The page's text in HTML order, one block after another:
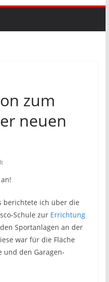
zum
neuen
berichtete ich über die
Schule zur Errichtung
Sportanlagen an der
war für die Fläche
und den Garagen-